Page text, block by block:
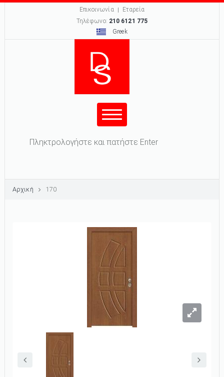
Επικοινωνία
Εταρεία
Τηλέφωνο: 210 6121 775
Greek
Φόρμα αναζήτησης
Αρχική 170